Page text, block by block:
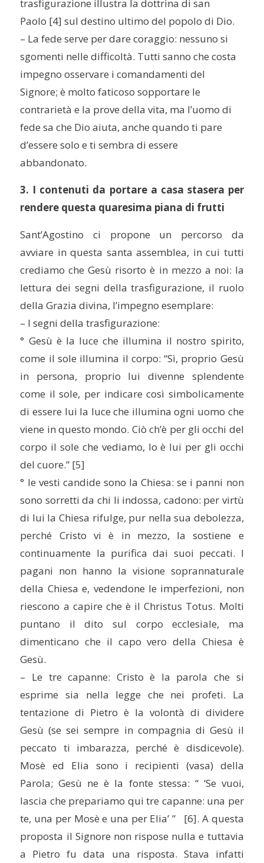
trasfigurazione illustra la dottrina di san
Paolo [4] sul destino ultimo del popolo di Dio.
– La fede serve per dare coraggio: nessuno si
sgomenti nelle difficoltà. Tutti sanno che costa
impegno osservare i comandamenti del
Signore; è molto faticoso sopportare le
contrarietà e la prove della vita, ma l’uomo di
fede sa che Dio aiuta, anche quando ti pare
d’essere solo e ti sembra di essere
abbandonato.
3. I contenuti da portare a casa stasera per
rendere questa quaresima piana di frutti
Sant’Agostino ci propone un percorso da
avviare in questa santa assemblea, in cui tutti
crediamo che Gesù risorto è in mezzo a noi: la
lettura dei segni della trasfigurazione, il ruolo
della Grazia divina, l’impegno esemplare:
– I segni della trasfigurazione:
° Gesù è la luce che illumina il nostro spirito,
come il sole illumina il corpo: “Sì, proprio Gesù
in persona, proprio lui divenne splendente
come il sole, per indicare così simbolicamente
di essere lui la luce che illumina ogni uomo che
viene in questo mondo. Ciò ch’è per gli occhi del
corpo il sole che vediamo, lo è lui per gli occhi
del cuore.” [5]
° le vesti candide sono la Chiesa: se i panni non
sono sorretti da chi li indossa, cadono: per virtù
di lui la Chiesa rifulge, pur nella sua debolezza,
perché Cristo vi è in mezzo, la sostiene e
continuamente la purifica dai suoi peccati. I
pagani non hanno la visione soprannaturale
della Chiesa e, vedendone le imperfezioni, non
riescono a capire che è il Christus Totus. Molti
puntano il dito sul corpo ecclesiale, ma
dimenticano che il capo vero della Chiesa è
Gesù.
– Le tre capanne: Cristo è la parola che si
esprime sia nella legge che nei profeti. La
tentazione di Pietro è la volontà di dividere
Gesù (se sei sempre in compagnia di Gesù il
peccato ti imbarazza, perché è disdicevole).
Mosè ed Elia sono i recipienti (vasa) della
Parola; Gesù ne è la fonte stessa: “ ‘Se vuoi,
lascia che prepariamo qui tre capanne: una per
te, una per Mosè e una per Elia’ ” [6]. A questa
proposta il Signore non rispose nulla e tuttavia
a Pietro fu data una risposta. Stava infatti